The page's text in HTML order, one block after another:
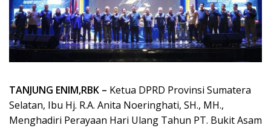
TANJUNG ENIM,RBK – Ketua DPRD Provinsi Sumatera
Selatan, Ibu Hj. R.A. Anita Noeringhati, SH., MH.,
Menghadiri Perayaan Hari Ulang Tahun PT. Bukit Asam